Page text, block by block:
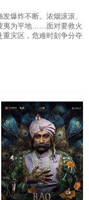
爆炸不断。浓烟滚滚、
夷为平地……面对要救火
重灾区，危难时刻争分夺